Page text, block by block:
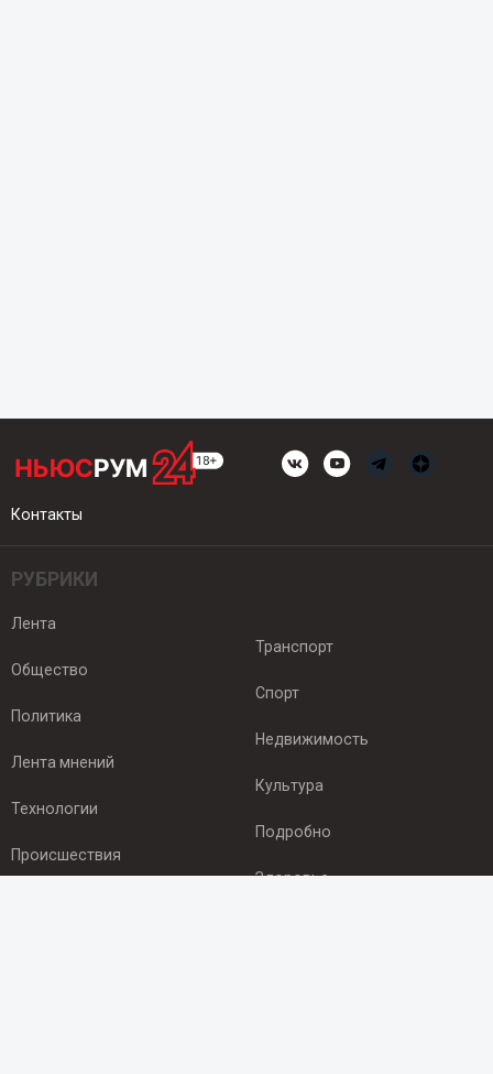
Контакты
РУБРИКИ
Лента
Общество
Политика
Лента мнений
Технологии
Происшествия
Транспорт
Спорт
Недвижимость
Культура
Подробно
Здоровье